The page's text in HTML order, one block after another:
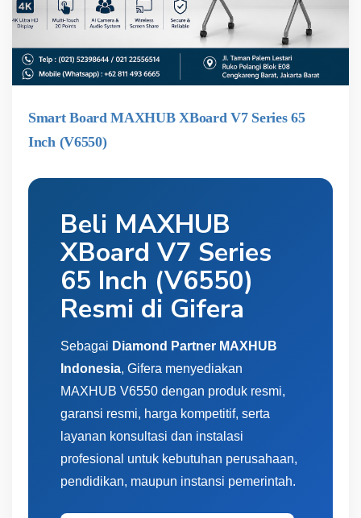
Smart Board MAXHUB XBoard V7 Series 65
Inch (V6550)
Beli MAXHUB
XBoard V7 Series
65 Inch (V6550)
Resmi di Gifera
Sebagai Diamond Partner MAXHUB
Indonesia, Gifera menyediakan
MAXHUB V6550 dengan produk resmi,
garansi resmi, harga kompetitif, serta
layanan konsultasi dan instalasi
profesional untuk kebutuhan perusahaan,
pendidikan, maupun instansi pemerintah.